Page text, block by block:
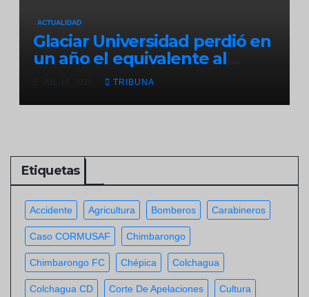
ACTUALIDAD
Glaciar Universidad perdió en
un año el equivalente al
consumo anual de agua de
habitantes
TRIBUNA
Etiquetas
Accidente Agricultura Bomberos Carabineros
Caso CORMUSAF Chimbarongo
Chimbarongo FC Chépica Colchagua
Colchagua CD Corte De Apelaciones Cultura